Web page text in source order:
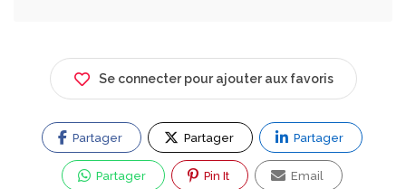
Se connecter pour ajouter aux favoris
Partager Partager Partager
Partager Pin It Email